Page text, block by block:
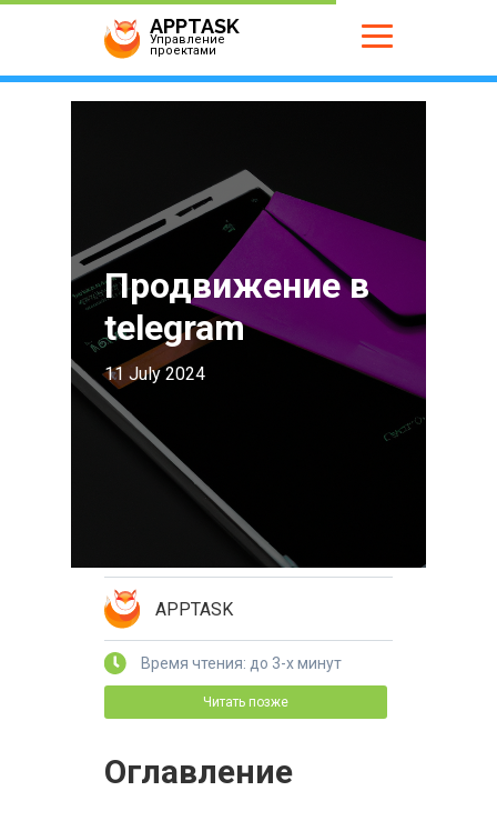
APPTASK
Управление
проектами
Продвижение в
telegram
11 July 2024
APPTASK
Время чтения: до 3-х минут
Читать позже
Оглавление